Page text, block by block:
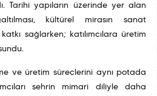
Tarihî yapıların üzerinde yer alan
kültürel mirasın sanat
katkı sağlarken; katılımcılara üretim
ve üretim süreçlerini aynı potada
şehrin mimari diliyle daha